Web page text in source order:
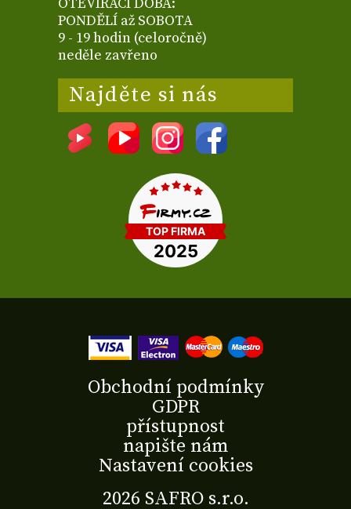
PONDĚLÍ až SOBOTA
9 - 19 hodin (celoročně)
neděle zavřeno
Najděte si nás
2026 SAFRO s.r.o.
Obchodní podmínky
GDPR
přístupnost
napište nám
Nastavení cookies